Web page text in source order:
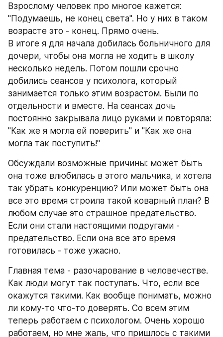
Взрослому человек про многое кажется:
"Подумаешь, не конец света". Но у них в таком
возрасте это - конец. Прямо очень.
В итоге я для начала добилась больничного для
дочери, чтобы она могла не ходить в школу
несколько недель. Потом пошли срочно
добились сеансов у психолога, который
занимается только этим возрастом. Были по
отдельности и вместе. На сеансах дочь
постоянно закрывала лицо руками и повторяла:
"Как же я могла ей поверить" и "Как же она
могла так поступить!"
Обсуждали возможные причины: может быть
она тоже влюбилась в этого мальчика, и хотела
так убрать конкуренцию? Или может быть она
все это время строила такой коварный план? В
любом случае это страшное предательство.
Если они стали настоящими подругами -
предательство. Если она все это время
готовилась - тоже ужасно.
Главная тема - разочарование в человечестве.
Как люди могут так поступать. Что, если все
окажутся такими. Как вообще понимать, можно
ли кому-то что-то доверять. Со всем этим
теперь работаем с психологом. Очень хорошо
работаем, но мне жаль, что пришлось с такими